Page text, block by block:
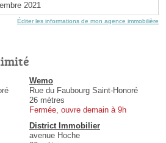
2021
Éditer les informations de mon agence immobilière
Wemo
Rue du Faubourg Saint-Honoré
26 mètres
Fermée, ouvre demain à 9h
District Immobilier
avenue Hoche